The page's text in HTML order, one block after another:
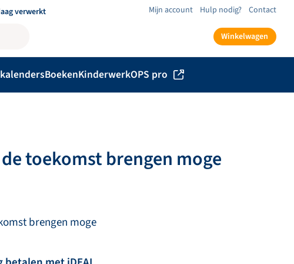
verwerkt Mijn account Hulp nodig? Contact
Winkelwagen
BoekenKinderwerkOPS pro
de toekomst brengen moge
brengen moge